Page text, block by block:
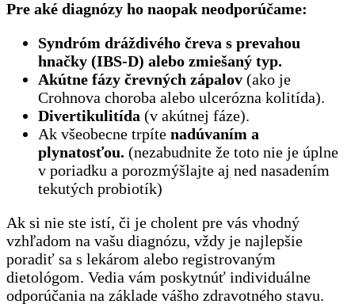
Pre aké diagnózy ho naopak neodporúčame:
Syndróm dráždivého čreva s prevahou
hnačky (IBS-D) alebo zmiešaný typ.
Akútne fázy črevných zápalov (ako je
Crohnova choroba alebo ulcerózna kolitída).
Divertikulitída (v akútnej fáze).
Ak všeobecne trpíte nadúvaním a
plynatosťou. (nezabudnite že toto nie je úplne
v poriadku a porozmýšlajte aj ned nasadením
tekutých probiotík)
Ak si nie ste istí, či je cholent pre vás vhodný
vzhľadom na vašu diagnózu, vždy je najlepšie
poradiť sa s lekárom alebo registrovaným
dietológom. Vedia vám poskytnúť individuálne
odporúčania na základe vášho zdravotného stavu.